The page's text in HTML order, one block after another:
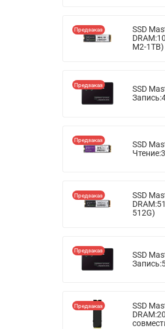
Предзаказ
SSD
M2-1TB)
Предзаказ
SSD
Предзаказ
SSD
Предзаказ
SSD
512G)
Предзаказ
SSD
Предзаказ
SSD